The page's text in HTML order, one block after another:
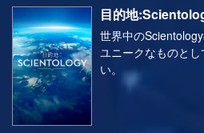
目的地
世界中の
ユニークなものと
い。